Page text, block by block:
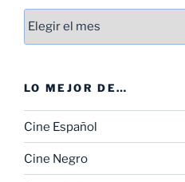
Entradas
LO MEJOR DE…
Cine Español
Cine Negro